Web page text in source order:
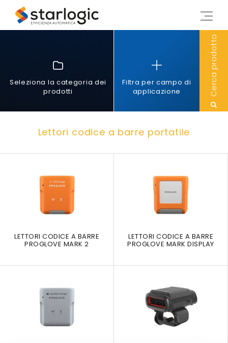
M
Seleziona la categoria dei
prodotti
Filtra per campo di
applicazione
Cerca prodotto
Lettori codice a barre portatile
LETTORI CODICE A BARRE
PROGLOVE MARK 2
LETTORI CODICE A BARRE
PROGLOVE MARK DISPLAY